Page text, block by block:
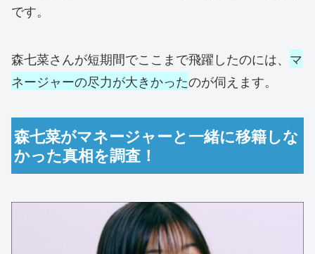
です。
森七菜さんが短期間でここまで飛躍したのには、 マ
ネージャーの尽力が大きかったのが伺えます。
森七菜がマネージャーと一緒に移籍しな
かった真相を調査！